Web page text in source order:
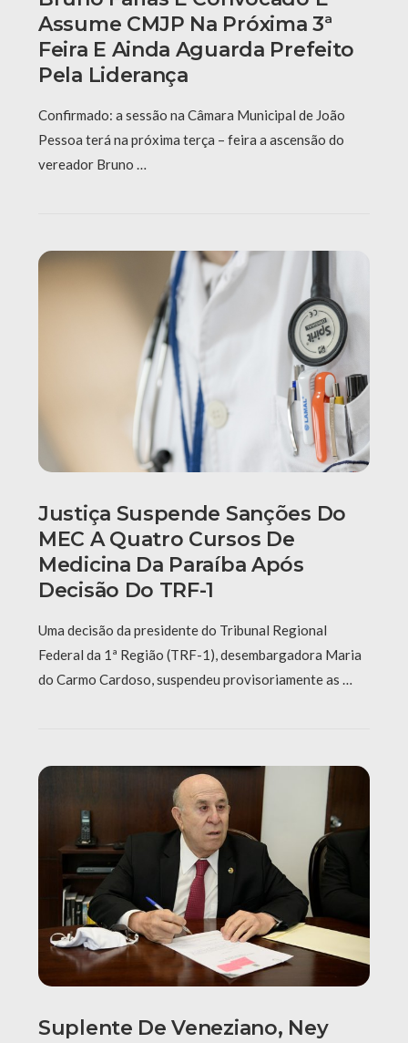
Assume CMJP Na Próxima 3ª
Feira E Ainda Aguarda Prefeito
Pela Liderança
Confirmado: a sessão na Câmara Municipal de João
Pessoa terá na próxima terça – feira a ascensão do
vereador Bruno …
Justiça Suspende Sanções Do
MEC A Quatro Cursos De
Medicina Da Paraíba Após
Decisão Do TRF-1
Uma decisão da presidente do Tribunal Regional
Federal da 1ª Região (TRF-1), desembargadora Maria
do Carmo Cardoso, suspendeu provisoriamente as …
Suplente De Veneziano, Ney